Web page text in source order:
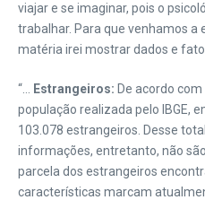
viajar e se imaginar, pois o
trabalhar. Para que venhamos
matéria irei mostrar dados e
“… Estrangeiros: De acordo
população realizada pelo IBGE,
103.078 estrangeiros. Desse
informações, entretanto, não
parcela dos estrangeiros
características marcam